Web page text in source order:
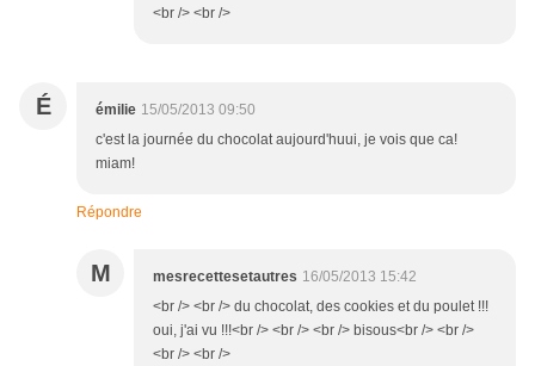
<br /> <br />
É émilie 15/05/2013 09:50
c'est la journée du chocolat aujourd'huui, je vois que ca!
miam!
Répondre
M mesrecettesetautres 16/05/2013 15:42
<br /> <br /> du chocolat, des cookies et du poulet !!!
oui, j'ai vu !!!<br /> <br /> <br /> bisous<br /> <br />
<br /> <br />